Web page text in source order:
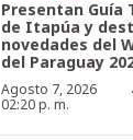
Presentan Guía
de Itapúa y
novedades del
del Paraguay
Agosto 7, 2026
02:20 p. m.
·